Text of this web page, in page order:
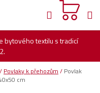
bytového textilu s tradicí
Hledat
/ Povlaky k přehozům / Povlak
cm